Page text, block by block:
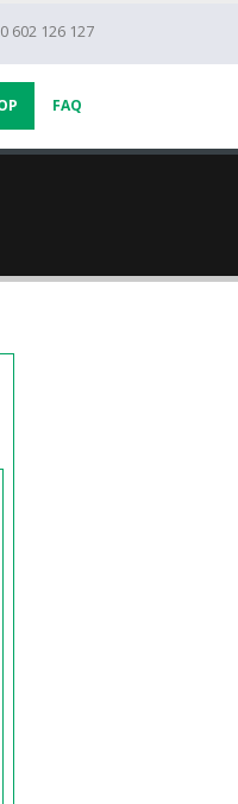
602 126 127
FAQ